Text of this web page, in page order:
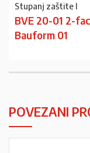
Stupanj zaštite I
BVE 20-01 2-
Bauform 01
POVEZANI